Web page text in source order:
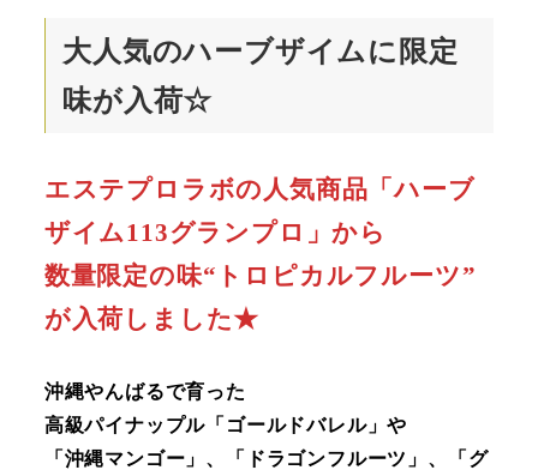
大人気のハーブザイムに限定
味が入荷☆
エステプロラボの人気商品「ハーブ
ザイム113グランプロ」から
数量限定の味“トロピカルフルーツ”
が入荷しました★
沖縄やんばるで育った
高級パイナップル「ゴールドバレル」や
「沖縄マンゴー」、「ドラゴンフルーツ」、「グ